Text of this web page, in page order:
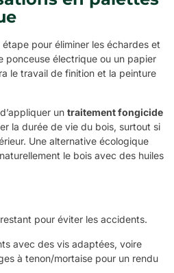
pour éliminer les échardes et
ponceuse électrique ou un papier
le travail de finition et la peinture
un traitement fongicide
la durée de vie du bois, surtout si
Une alternative écologique
le bois avec des huiles
pour éviter les accidents.
avec des vis adaptées, voire
à tenon/mortaise pour un rendu